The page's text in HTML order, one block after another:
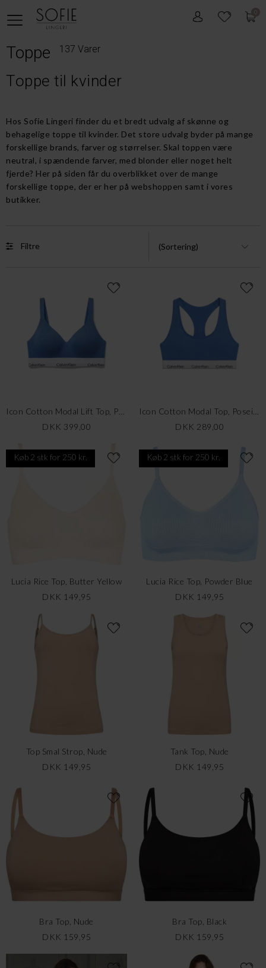
Toppe 137 Varer
Toppe til kvinder
Hos Sofie Lingeri finder du et bredt udvalg af skønne og
behagelige toppe til kvinder. Det store udvalg byder på mange
forskellige brands, farver og størrelser. Skal toppen være
neutral, i spændende farver, med blonder eller noget helt
fjerde? Her på siden får du overblikket over de mange
forskellige toppe, der er her på webshoppen samt i vores
butikker.
Filtre
DKK 399,00
DKK 289,00
Køb 2 stk for 250 kr.
Lucia Rice Top, Butter Yellow
DKK 149,95
Køb 2 stk for 250 kr.
Lucia Rice Top, Powder Blue
DKK 149,95
Top Smal Strop, Nude
DKK 149,95
Tank Top, Nude
DKK 149,95
Bra Top, Nude
DKK 159,95
Bra Top, Black
DKK 159,95